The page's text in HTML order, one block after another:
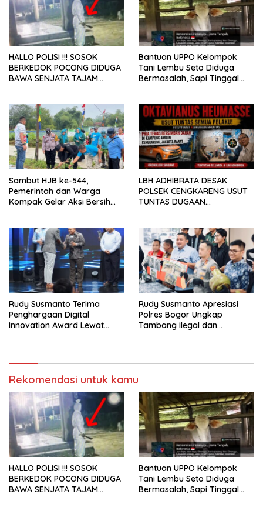
HALLO POLISI !!! SOSOK
BERKEDOK POCONG DIDUGA
BAWA SENJATA TAJAM
LEBONG
Bantuan UPPO Kelompok
Tani Lembu Seto Diduga
Bermasalah, Sapi Tinggal
Sambut HJB ke-544,
Pemerintah dan Warga
Kompak Gelar Aksi Bersih
LBH ADHIBRATA DESAK
POLSEK CENGKARENG USUT
TUNTAS DUGAAN
Rudy Susmanto Terima
Penghargaan Digital
Innovation Award Lewat
Rudy Susmanto Apresiasi
Polres Bogor Ungkap
Tambang Ilegal dan
Rekomendasi untuk kamu
HALLO POLISI !!! SOSOK
BERKEDOK POCONG DIDUGA
BAWA SENJATA TAJAM
Bantuan UPPO Kelompok
Tani Lembu Seto Diduga
Bermasalah, Sapi Tinggal